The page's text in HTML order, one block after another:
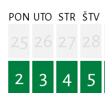
PON UTO STR ŠTV
2
3 4 5